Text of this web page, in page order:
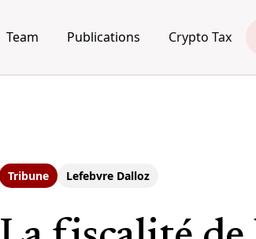
Team Publications Crypto Tax
Tribune Lefebvre Dalloz